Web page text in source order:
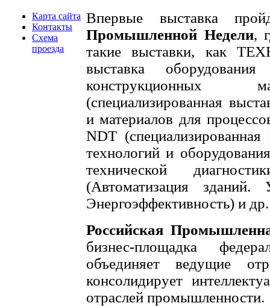
Карта сайта
Контакты
Схема
проезда
Впервые выставка
Промышленной Недели,
такие выставки, как
выставка
конструкционных
(специализированная
и материалов для
NDT
технологий и
технической
(Автоматизация
Энергоэффективность) и др.
Российская
бизнес-площадка
объединяет ведущие
консолидирует
отраслей промышленности.